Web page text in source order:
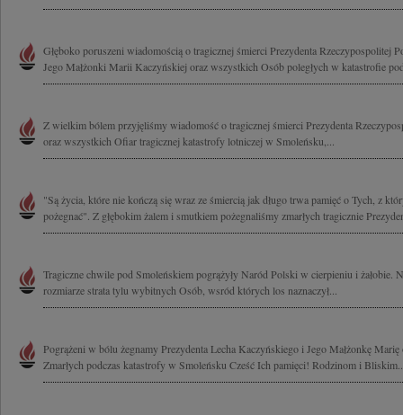
Głęboko poruszeni wiadomością o tragicznej śmierci Prezydenta Rzeczypospolitej
Jego Małżonki Marii Kaczyńskiej oraz wszystkich Osób poległych w katastrofie
Z wielkim bólem przyjęliśmy wiadomość o tragicznej śmierci Prezydenta
oraz wszystkich Ofiar tragicznej katastrofy lotniczej w Smoleńsku,...
"Są życia, które nie kończą się wraz ze śmiercią jak długo trwa pamięć o Tych, z
pożegnać". Z głębokim żalem i smutkiem pożegnaliśmy zmarłych tragicznie
Tragiczne chwile pod Smoleńskiem pogrążyły Naród Polski w cierpieniu i żałobie.
rozmiarze strata tylu wybitnych Osób, wsród których los naznaczył...
Pogrążeni w bólu żegnamy Prezydenta Lecha Kaczyńskiego i Jego Małżonkę
Zmarłych podczas katastrofy w Smoleńsku Cześć Ich pamięci! Rodzinom i